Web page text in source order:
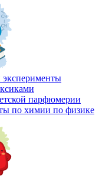
парфюмерии
по химии по физике